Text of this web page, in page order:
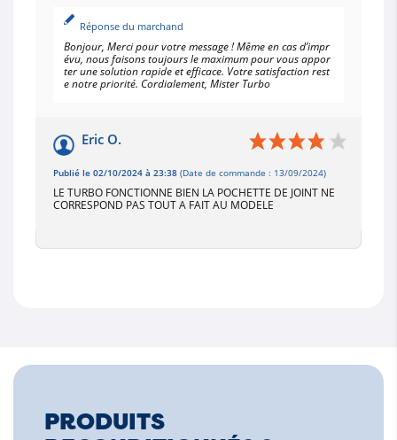
Réponse du marchand
Bonjour, Merci pour votre message ! Même en cas d’impr
évu, nous faisons toujours le maximum pour vous appor
ter une solution rapide et efficace. Votre satisfaction rest
e notre priorité. Cordialement, Mister Turbo
Eric O.
Publié le 02/10/2024 à 23:38 (Date de commande : 13/09/2024)
LE TURBO FONCTIONNE BIEN LA POCHETTE DE JOINT NE
CORRESPOND PAS TOUT A FAIT AU MODELE
PRODUITS